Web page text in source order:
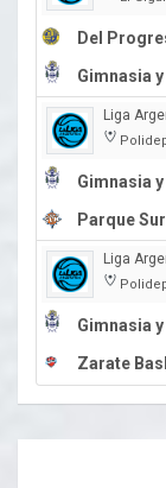
Del
Gimnasia
Liga
Polideportivo
Gimnasia
Parque
Liga
Polideportivo
Gimnasia
Zarate